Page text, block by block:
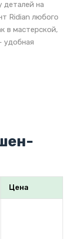
деталей на
Ridian любого
в мастерской,
удобная
Цена